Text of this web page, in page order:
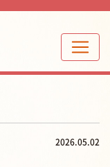
2026.05.02